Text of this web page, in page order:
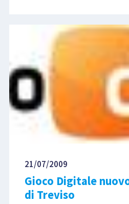
21/07/2009
Gioco Digitale
di Treviso